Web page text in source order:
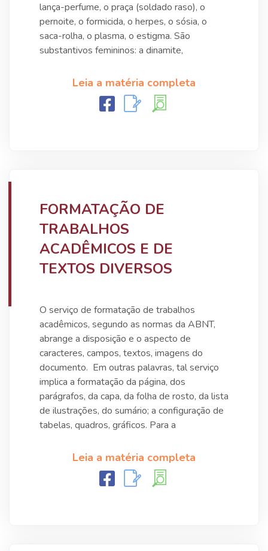
lança-perfume, o praça (soldado raso), o
pernoite, o formicida, o herpes, o sósia, o
saca-rolha, o plasma, o estigma. São
substantivos femininos: a dinamite,
Leia a matéria completa
FORMATAÇÃO DE
TRABALHOS
ACADÊMICOS E DE
TEXTOS DIVERSOS
O serviço de formatação de trabalhos
acadêmicos, segundo as normas da ABNT,
abrange a disposição e o aspecto de
caracteres, campos, textos, imagens do
documento. Em outras palavras, tal serviço
implica a formatação da página, dos
parágrafos, da capa, da folha de rosto, da lista
de ilustrações, do sumário; a configuração de
tabelas, quadros, gráficos. Para a
Leia a matéria completa